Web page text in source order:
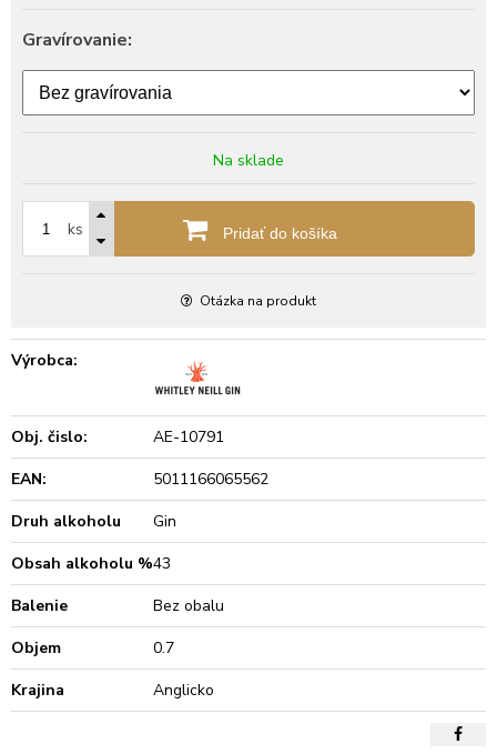
Gravírovanie:
Na sklade
ks Pridať do košíka
Otázka na produkt
Výrobca:
Obj. čislo:
AE-10791
EAN:
5011166065562
Druh alkoholu
Gin
Obsah alkoholu %43
Balenie
Bez obalu
Objem
0.7
Krajina
Anglicko